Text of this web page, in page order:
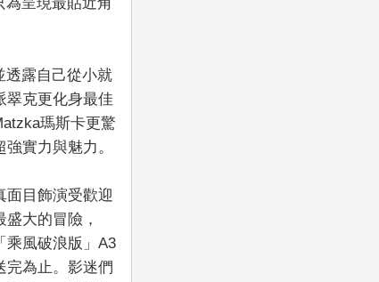
呈現最貼近角
透露自己從小就
翠克更化身最佳
瑪斯卡更驚
實力與魅力。
面目飾演受歡迎
大的冒險，
乘風破浪版」A3
完為止。影迷們